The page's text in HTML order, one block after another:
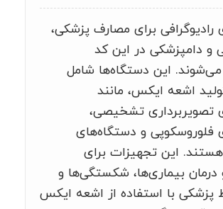
رادیوگرافی برای مصارف پزشکی،
و دامپزشکی در این کد
این دستگاه‌ها شامل
اشعه ایکس، مانند
تصویربرداری تشخیصی،
فلوروسکوپی و دستگاه‌های
هستند. این تجهیزات برای
بیماری‌ها، شکستگی‌ها و
پزشکی با استفاده از اشعه ایکس